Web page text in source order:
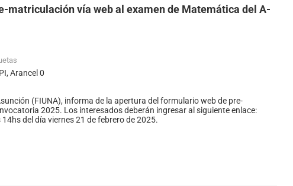
matriculación vía web al examen de Matemática del A-
, Arancel 0
(FIUNA), informa de la apertura del formulario web de pre-
2025. Los interesados deberán ingresar al siguiente enlace:
del día viernes 21 de febrero de 2025.